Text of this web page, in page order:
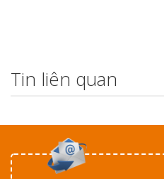
Tin liên quan